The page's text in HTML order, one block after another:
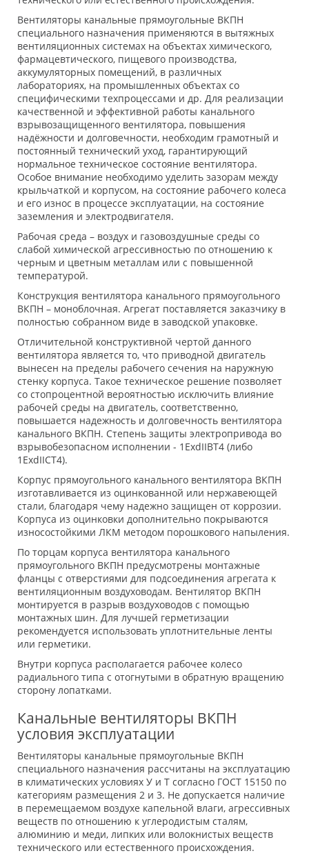
Вентиляторы канальные прямоугольные ВКПН
специального назначения применяются в вытяжных
вентиляционных системах на объектах химического,
фармацевтического, пищевого производства,
аккумуляторных помещений, в различных
лабораториях, на промышленных объектах со
специфическими техпроцессами и др. Для реализации
качественной и эффективной работы канального
взрывозащищенного вентилятора, повышения
надёжности и долговечности, необходим грамотный и
постоянный технический уход, гарантирующий
нормальное техническое состояние вентилятора.
Особое внимание необходимо уделить зазорам между
крыльчаткой и корпусом, на состояние рабочего колеса
и его износ в процессе эксплуатации, на состояние
заземления и электродвигателя.
Рабочая среда – воздух и газовоздушные среды со
слабой химической агрессивностью по отношению к
черным и цветным металлам или с повышенной
температурой.
Конструкция вентилятора канального прямоугольного
ВКПН – моноблочная. Агрегат поставляется заказчику в
полностью собранном виде в заводской упаковке.
Отличительной конструктивной чертой данного
вентилятора является то, что приводной двигатель
вынесен на пределы рабочего сечения на наружную
стенку корпуса. Такое техническое решение позволяет
со стопроцентной вероятностью исключить влияние
рабочей среды на двигатель, соответственно,
повышается надежность и долговечность вентилятора
канального ВКПН. Степень защиты электропривода во
взрывобезопасном исполнении - 1ExdIIBT4 (либо
1ExdIICT4).
Корпус прямоугольного канального вентилятора ВКПН
изготавливается из оцинкованной или нержавеющей
стали, благодаря чему надежно защищен от коррозии.
Корпуса из оцинковки дополнительно покрываются
износостойкими ЛКМ методом порошкового напыления.
По торцам корпуса вентилятора канального
прямоугольного ВКПН предусмотрены монтажные
фланцы с отверстиями для подсоединения агрегата к
вентиляционным воздуховодам. Вентилятор ВКПН
монтируется в разрыв воздуховодов с помощью
монтажных шин. Для лучшей герметизации
рекомендуется использовать уплотнительные ленты
или герметики.
Внутри корпуса располагается рабочее колесо
радиального типа с отогнутыми в обратную вращению
сторону лопатками.
Канальные вентиляторы ВКПН
условия эксплуатации
Вентиляторы канальные прямоугольные ВКПН
специального назначения рассчитаны на эксплуатацию
в климатических условиях У и Т согласно ГОСТ 15150 по
категориям размещения 2 и 3. Не допускается наличие
в перемещаемом воздухе капельной влаги, агрессивных
веществ по отношению к углеродистым сталям,
алюминию и меди, липких или волокнистых веществ
технического или естественного происхождения.